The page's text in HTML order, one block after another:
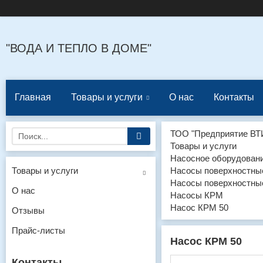
"ВОДА И ТЕПЛО В ДОМЕ"
Главная Товары и услуги О нас Контакты
ТОО "Предприятие
Товары и услуги
Насосное
Насосы
Насосы
Насосы КРМ
Насос КРМ 50
Насос КРМ 50
Товары и услуги
О нас
Отзывы
Прайс-листы